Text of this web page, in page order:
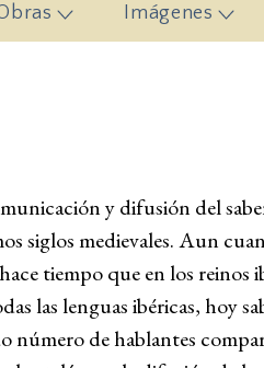
Imágenes
y difusión del
siglos medievales. Aun
tiempo que en los reinos
las lenguas ibéricas, hoy
número de hablantes